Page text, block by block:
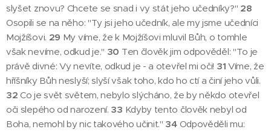
slyšet znovu? Chcete se snad i vy stát jeho učedníky?" 28
Osopili se na něho: "Ty jsi jeho učedník, ale my jsme učedníci
Mojžíšovi. 29 My víme, že k Mojžíšovi mluvil Bůh, o tomhle
však nevíme, odkud je." 30 Ten člověk jim odpověděl: "To je
právě divné: Vy nevíte, odkud je - a otevřel mi oči! 31 Víme, že
hříšníky Bůh neslyší; slyší však toho, kdo ho ctí a činí jeho vůli.
32 Co je svět světem, nebylo slýcháno, že by někdo otevřel
oči slepého od narození. 33 Kdyby tento člověk nebyl od
Boha, nemohl by nic takového učinit." 34Odpověděli mu: